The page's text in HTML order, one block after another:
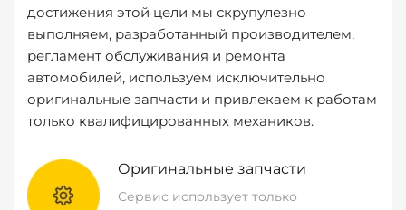
достижения этой цели мы скрупулезно
выполняем, разработанный производителем,
регламент обслуживания и ремонта
автомобилей, используем исключительно
оригинальные запчасти и привлекаем к работам
только квалифицированных механиков.
Оригинальные запчасти
Сервис использует только